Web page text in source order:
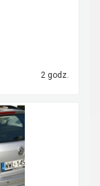
2 godz.